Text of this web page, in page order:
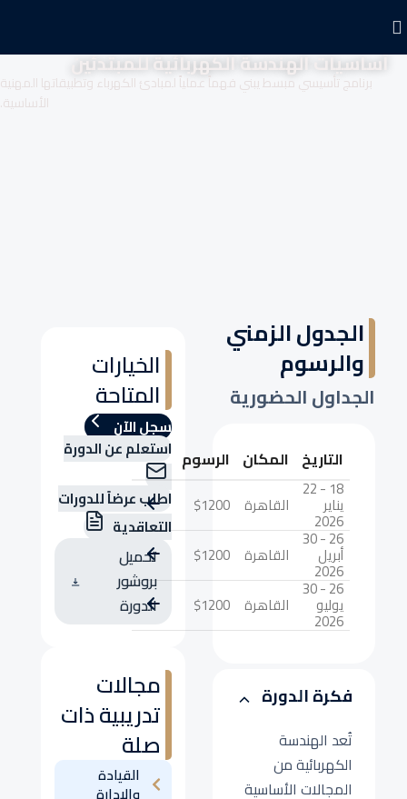
أساسيات الهندسة الكهربائية للمبتدئين
برنامج تأسيسي مبسط يبني فهماً عملياً لمبادئ الكهرباء وتطبيقاتها المهنية
الأساسية.
الخيارات
المتاحة
سجل الآن
استعلم عن الدورة
اطلب عرضاً للدورات
التعاقدية
تحميل
بروشور
الدورة
مجالات
تدريبية ذات
صلة
القيادة
الجدول الزمني
والرسوم
الجداول الحضورية
التاريخ المكان الرسوم
18 - 22
يناير
2026
القاهرة $1200
26 - 30
أبريل
2026
القاهرة $1200
26 - 30
يوليو
2026
القاهرة $1200
فكرة الدورة
تُعد الهندسة
الكهربائية من
المجالات الأساسية